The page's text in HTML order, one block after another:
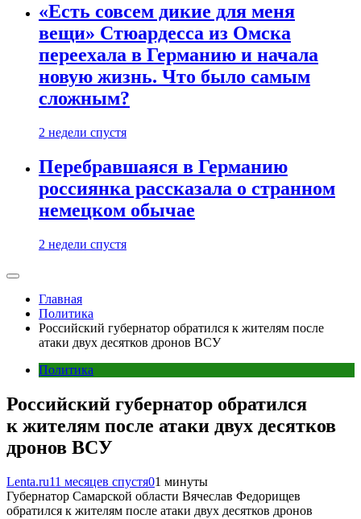
«Есть совсем дикие для меня
вещи» Стюардесса из Омска
переехала в Германию и начала
новую жизнь. Что было самым
сложным?
2 недели спустя
Перебравшаяся в Германию
россиянка рассказала о странном
немецком обычае
2 недели спустя
Главная
Политика
Российский губернатор обратился к жителям после
атаки двух десятков дронов ВСУ
Политика
Российский губернатор обратился
к жителям после атаки двух десятков
дронов ВСУ
Lenta.ru11 месяцев спустя01 минуты
Губернатор Самарской области Вячеслав Федорищев
обратился к жителям после атаки двух десятков дронов